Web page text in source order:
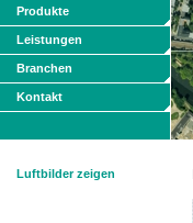
Produkte
Leistungen
Branchen
Kontakt
Luftbilder zeigen